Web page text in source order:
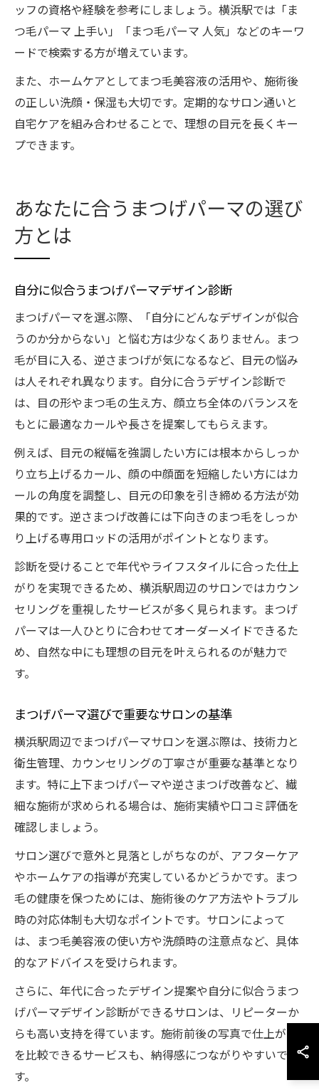
ッフの資格や経験を参考にしましょう。横浜駅では「ま
つ毛パーマ 上手い」「まつ毛パーマ 人気」などのキーワ
ードで検索する方が増えています。
また、ホームケアとしてまつ毛美容液の活用や、施術後
の正しい洗顔・保湿も大切です。定期的なサロン通いと
自宅ケアを組み合わせることで、理想の目元を長くキー
プできます。
あなたに合うまつげパーマの選び
方とは
自分に似合うまつげパーマデザイン診断
まつげパーマを選ぶ際、「自分にどんなデザインが似合
うのか分からない」と悩む方は少なくありません。まつ
毛が目に入る、逆さまつげが気になるなど、目元の悩み
は人それぞれ異なります。自分に合うデザイン診断で
は、目の形やまつ毛の生え方、顔立ち全体のバランスを
もとに最適なカールや長さを提案してもらえます。
例えば、目元の縦幅を強調したい方には根本からしっか
り立ち上げるカール、顔の中顔面を短縮したい方にはカ
ールの角度を調整し、目元の印象を引き締める方法が効
果的です。逆さまつげ改善には下向きのまつ毛をしっか
り上げる専用ロッドの活用がポイントとなります。
診断を受けることで年代やライフスタイルに合った仕上
がりを実現できるため、横浜駅周辺のサロンではカウン
セリングを重視したサービスが多く見られます。まつげ
パーマは一人ひとりに合わせてオーダーメイドできるた
め、自然な中にも理想の目元を叶えられるのが魅力で
す。
まつげパーマ選びで重要なサロンの基準
横浜駅周辺でまつげパーマサロンを選ぶ際は、技術力と
衛生管理、カウンセリングの丁寧さが重要な基準となり
ます。特に上下まつげパーマや逆さまつげ改善など、繊
細な施術が求められる場合は、施術実績や口コミ評価を
確認しましょう。
サロン選びで意外と見落としがちなのが、アフターケア
やホームケアの指導が充実しているかどうかです。まつ
毛の健康を保つためには、施術後のケア方法やトラブル
時の対応体制も大切なポイントです。サロンによって
は、まつ毛美容液の使い方や洗顔時の注意点など、具体
的なアドバイスを受けられます。
さらに、年代に合ったデザイン提案や自分に似合うまつ
げパーマデザイン診断ができるサロンは、リピーターか
らも高い支持を得ています。施術前後の写真で仕上がり
を比較できるサービスも、納得感につながりやすいで
す。